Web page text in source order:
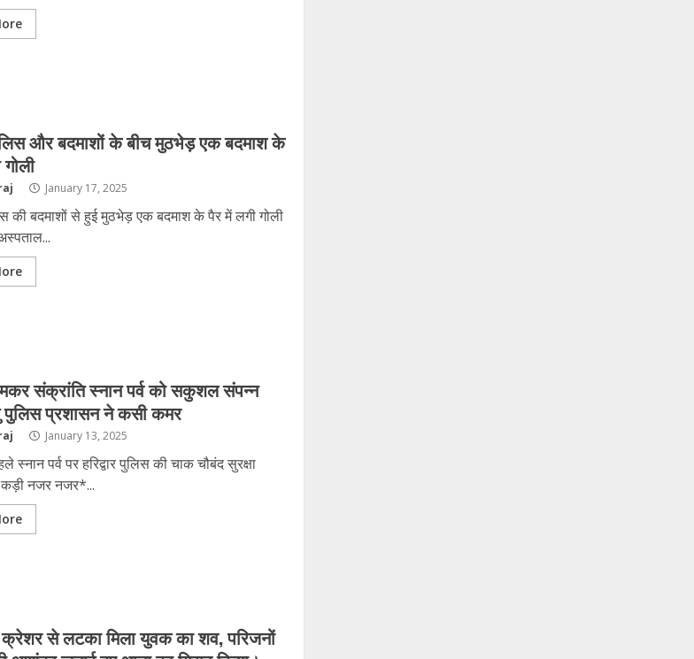
पुलिस और बदमाशों के बीच मुठभेड़ एक बदमाश के
January 17, 2025
की बदमाशों से हुई मुठभेड़ एक बदमाश के पैर में लगी गोली
संक्रांति स्नान पर्व को सकुशल संपन्न
पुलिस प्रशासन ने कसी कमर
January 13, 2025
पर्व पर हरिद्वार पुलिस की चाक चौबंद सुरक्षा
कड़ी नजर नजर*...
क्रेशर से लटका मिला युवक का शव, परिजनों